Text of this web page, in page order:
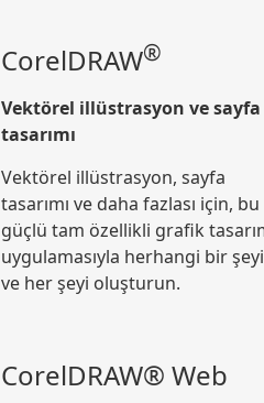
CorelDRAW®
Vektörel illüstrasyon ve sayfa
tasarımı
Vektörel illüstrasyon, sayfa
tasarımı ve daha fazlası için, bu
güçlü tam özellikli grafik
uygulamasıyla herhangi bir şeyi
ve her şeyi oluşturun.
CorelDRAW® Web